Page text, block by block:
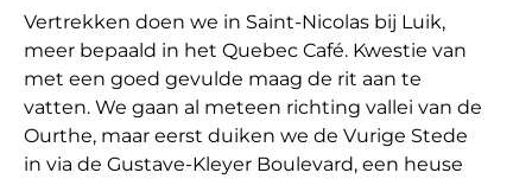
Vertrekken doen we in Saint-Nicolas bij Luik,
meer bepaald in het Quebec Café. Kwestie van
met een goed gevulde maag de rit aan te
vatten. We gaan al meteen richting vallei van de
Ourthe, maar eerst duiken we de Vurige Stede
in via de Gustave-Kleyer Boulevard, een heuse